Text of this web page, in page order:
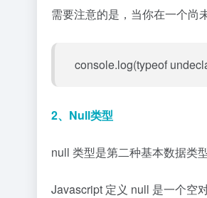
需要注意的是，当你在一个尚
console.log(typeof
2、Null类型
null 类型是第二种基本数据类
Javascript 定义 null 是一个空